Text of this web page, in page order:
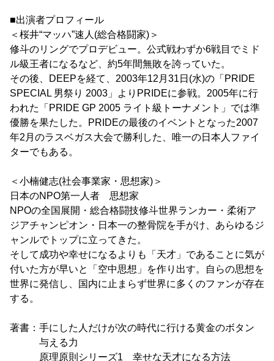
■出演者プロフィール
＜桜井“マッハ”速人(総合格闘家)＞
修斗のリングでプロデビュー。公式戦わずか6戦目でミド
ル級王者になるなど、約5年間無敗を誇っていた。
その後、DEEPを経て、2003年12月31日(水)の「PRIDE
SPECIAL 男祭り 2003」よりPRIDEに参戦。2005年に行
われた「PRIDE GP 2005 ライト級トーナメント」では準
優勝を果たした。PRIDEの最後のイベントとなった2007
年2月のラスベガス大会で勝利した、唯一の日本人ファイ
ターでもある。
＜小楠健志(社会事業家・思想家)＞
日本のNPO第一人者 思想家
NPOの全国展開・総合格闘技修斗世界ランカー・柔術ア
ジアチャンピオン・日本一の整骨院を手がけ、あらゆるジ
ャンルでトップに立ってきた。
そして成功や幸せになるよりも「天才」であることに気が
付いた方が早いと「空中思想」を作り出す。自らの思想を
世界に発信し、国内に止まらず世界に多くのファンが存在
する。
著書：手にした人だけが次の時代に行ける黄金のボタン
与える力
原理原則シリーズ1 幸せな天才になる方法